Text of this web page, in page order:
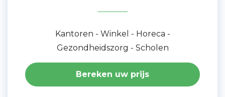
Kantoren - Winkel - Horeca -
Gezondheidszorg - Scholen
Bereken uw prijs